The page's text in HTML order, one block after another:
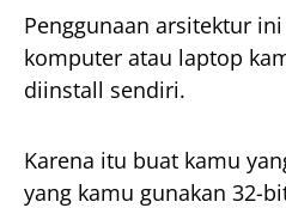
Penggunaan arsitektur
komputer atau laptop
diinstall sendiri.
Karena itu buat kamu
yang kamu gunakan 32-